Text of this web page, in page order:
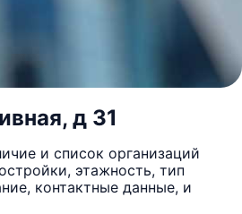
д 31
и список организаций
этажность, тип
контактные данные, и